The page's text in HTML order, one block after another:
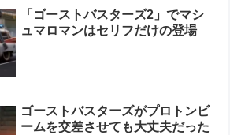
「ゴーストバスターズ2」でマシ
ュマロマンはセリフだけの登場
ゴーストバスターズがプロトンビ
ームを交差させても大丈夫だった